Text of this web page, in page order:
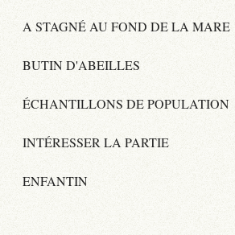
A STAGNÉ AU FOND DE LA MARE
BUTIN D'ABEILLES
ÉCHANTILLONS DE POPULATION
INTÉRESSER LA PARTIE
ENFANTIN